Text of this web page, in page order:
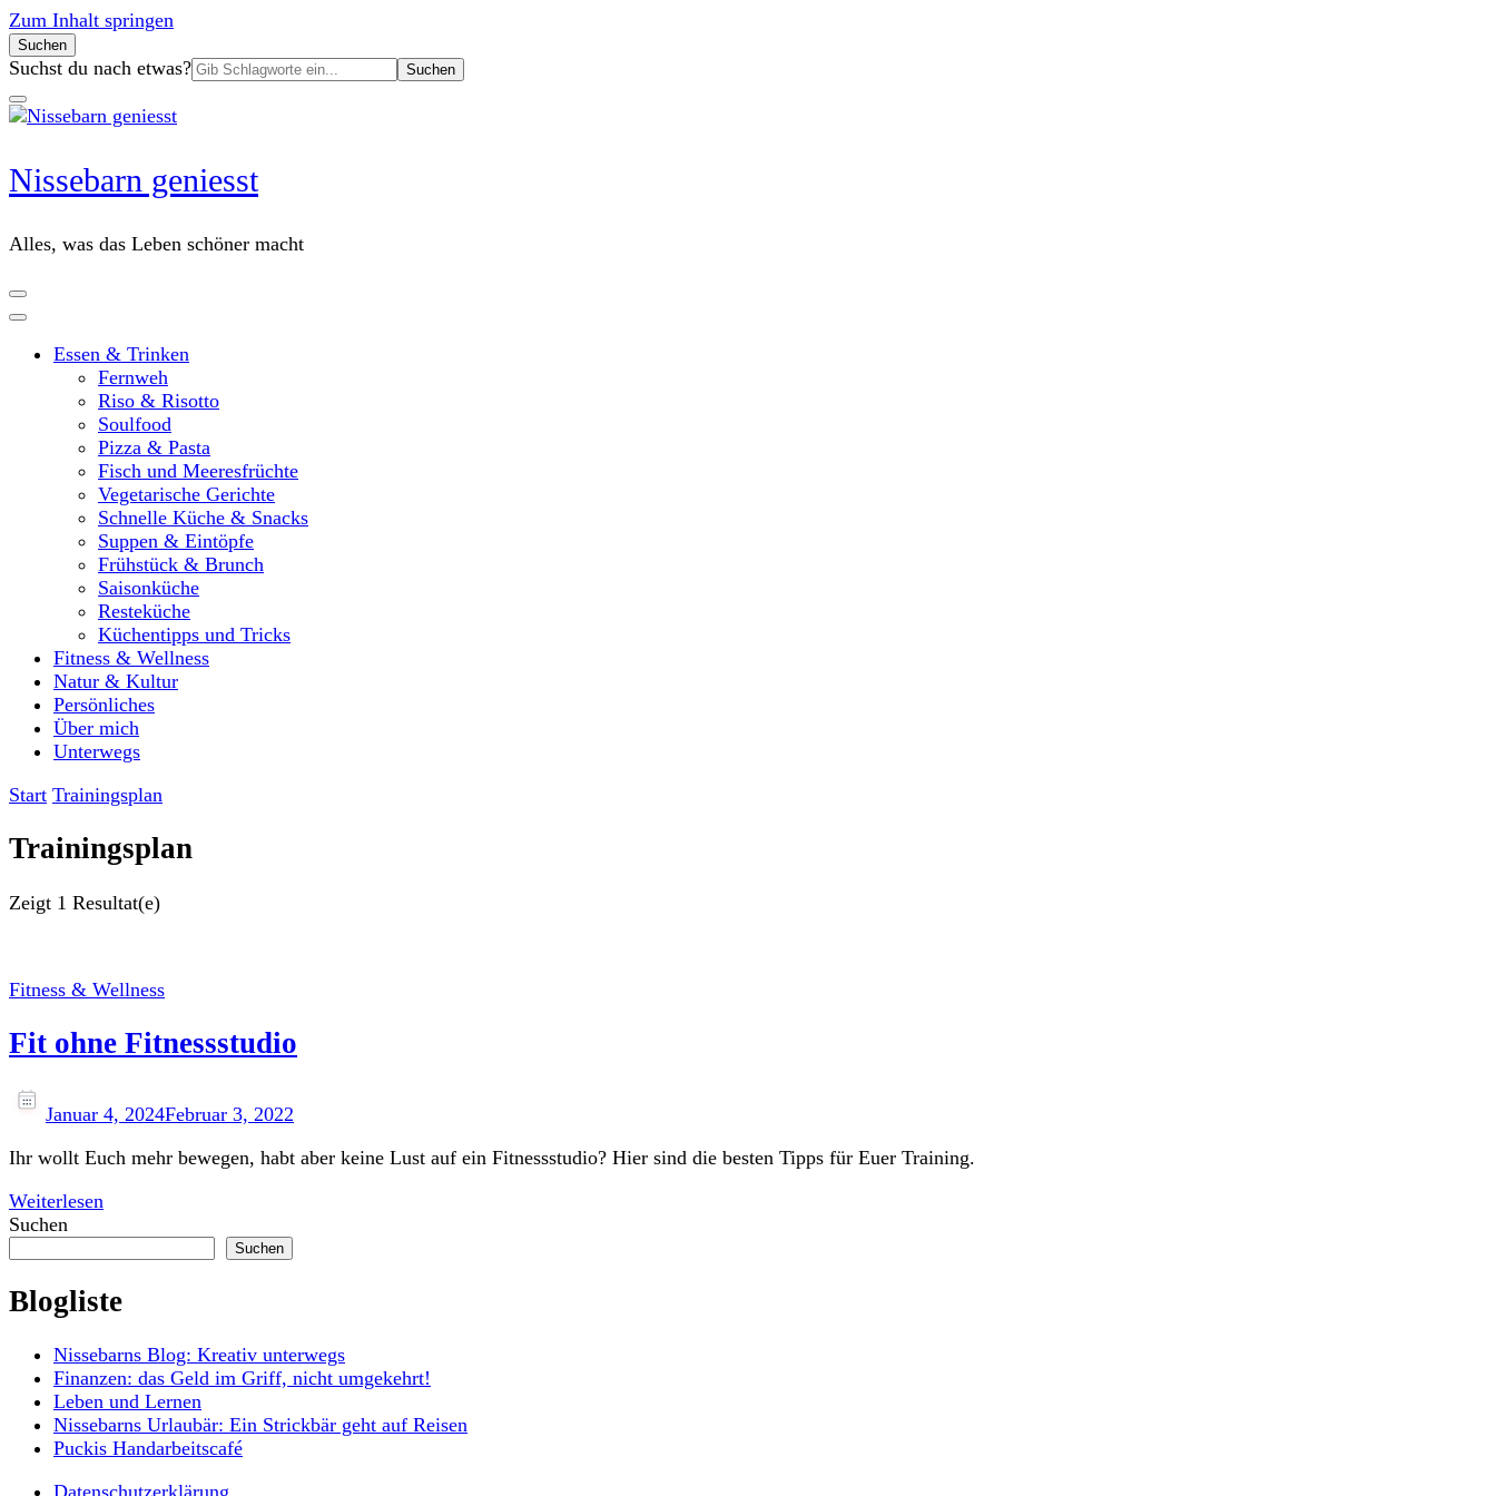
Zum Inhalt springen
Suchen
Suchen
nach:
Suchst du nach etwas?
Nissebarn geniesst
Alles, was das Leben schöner macht
Essen & Trinken
Fernweh
Riso & Risotto
Soulfood
Pizza & Pasta
Fisch und Meeresfrüchte
Vegetarische Gerichte
Schnelle Küche & Snacks
Suppen & Eintöpfe
Frühstück & Brunch
Saisonküche
Resteküche
Küchentipps und Tricks
Fitness & Wellness
Natur & Kultur
Persönliches
Über mich
Unterwegs
Start Trainingsplan
Trainingsplan
Zeigt 1 Resultat(e)
Fitness & Wellness
Fit ohne Fitnessstudio
Januar 4, 2024Februar 3, 2022
Ihr wollt Euch mehr bewegen, habt aber keine Lust auf ein Fitnessstudio? Hier sind die besten Tipps für Euer Training.
Weiterlesen
Suchen
Suchen
Blogliste
Nissebarns Blog: Kreativ unterwegs
Finanzen: das Geld im Griff, nicht umgekehrt!
Leben und Lernen
Nissebarns Urlaubär: Ein Strickbär geht auf Reisen
Puckis Handarbeitscafé